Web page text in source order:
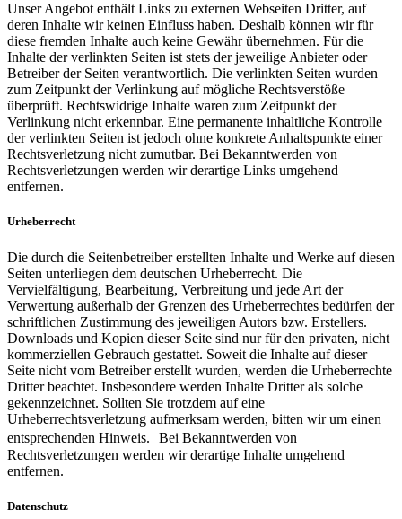
Unser Angebot enthält Links zu externen Webseiten Dritter, auf
deren Inhalte wir keinen Einfluss haben. Deshalb können wir für
diese fremden Inhalte auch keine Gewähr übernehmen. Für die
Inhalte der verlinkten Seiten ist stets der jeweilige Anbieter oder
Betreiber der Seiten verantwortlich. Die verlinkten Seiten wurden
zum Zeitpunkt der Verlinkung auf mögliche Rechtsverstöße
überprüft. Rechtswidrige Inhalte waren zum Zeitpunkt der
Verlinkung nicht erkennbar. Eine permanente inhaltliche Kontrolle
der verlinkten Seiten ist jedoch ohne konkrete Anhaltspunkte einer
Rechtsverletzung nicht zumutbar. Bei Bekanntwerden von
Rechtsverletzungen werden wir derartige Links umgehend
entfernen.
Urheberrecht
Die durch die Seitenbetreiber erstellten Inhalte und Werke auf diesen
Seiten unterliegen dem deutschen Urheberrecht. Die
Vervielfältigung, Bearbeitung, Verbreitung und jede Art der
Verwertung außerhalb der Grenzen des Urheberrechtes bedürfen der
schriftlichen Zustimmung des jeweiligen Autors bzw. Erstellers.
Downloads und Kopien dieser Seite sind nur für den privaten, nicht
kommerziellen Gebrauch gestattet. Soweit die Inhalte auf dieser
Seite nicht vom Betreiber erstellt wurden, werden die Urheberrechte
Dritter beachtet. Insbesondere werden Inhalte Dritter als solche
gekennzeichnet. Sollten Sie trotzdem auf eine
Urheberrechtsverletzung aufmerksam werden, bitten wir um einen
entsprechenden Hinweis. Bei Bekanntwerden von
Rechtsverletzungen werden wir derartige Inhalte umgehend
entfernen.
Datenschutz